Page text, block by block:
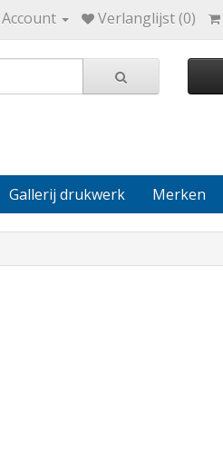
Verlanglijst (0)
Gallerij drukwerk Merken